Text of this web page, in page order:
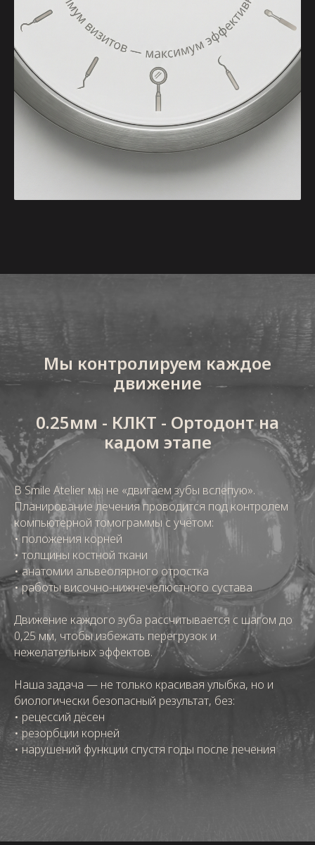
Мы контролируем каждое
движение
0.25мм - КЛКТ - Ортодонт на
кадом этапе
В Smile Atelier мы не «двигаем зубы вслепую».
Планирование лечения проводится под контролем
компьютерной томограммы с учётом:
• положения корней
• толщины костной ткани
• анатомии альвеолярного отростка
• работы височно-нижнечелюстного сустава
Движение каждого зуба рассчитывается с шагом до
0,25 мм, чтобы избежать перегрузок и
нежелательных эффектов.
Наша задача — не только красивая улыбка, но и
биологически безопасный результат, без:
• рецессий дёсен
• резорбции корней
• нарушений функции спустя годы после лечения